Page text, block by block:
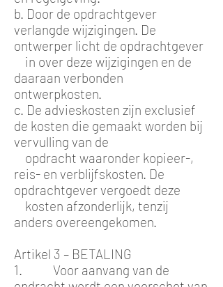
b. Door de opdrachtgever
verlangde wijzigingen. De
ontwerper licht de opdrachtgever
in over deze wijzigingen en de
daaraan verbonden
ontwerpkosten.
c. De advieskosten zijn exclusief
de kosten die gemaakt worden bij
vervulling van de
opdracht waaronder kopieer-,
reis- en verblijfskosten. De
opdrachtgever vergoedt deze
kosten afzonderlijk, tenzij
anders overeengekomen.
Artikel 3 – BETALING
1. Voor aanvang van de